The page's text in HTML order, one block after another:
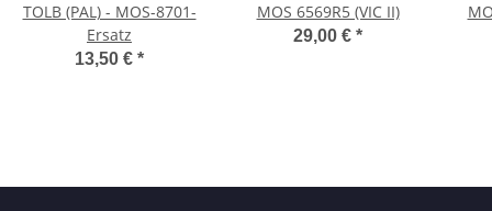
TOLB (PAL) - MOS-8701-
Ersatz
13,50 € *
MOS 6569R5 (VIC II)
29,00 € *